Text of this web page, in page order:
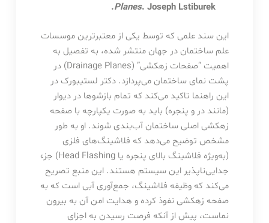
Planes. Joseph Lstiburek.
این سند علمی که توسط یکی از معتبرترین موسسات
علم ساختمان در جهان منتشر شده، به تفصیل به
اهمیت “صفحات زهکشی” (Drainage Planes) در
پشت نمای ساختمان می‌پردازد. دکتر لستیبورک در
این راهنما تاکید می‌کند که تمام بازشوها در دیوار
(مانند در و پنجره) باید به صورت یکپارچه با صفحه
زهکشی اصلی ساختمان آب‌بندی شوند. او به طور
مشخص توضیح می‌دهد که فلاشینگ‌های فلزی
(به‌ویژه فلاشینگ بالای پنجره یا Head Flashing) جزء
جدایی‌ناپذیر این سیستم هستند. این منبع تصریح
می‌کند که وظیفه فلاشینگ، جمع‌آوری آبی است که به
صفحه زهکشی نفوذ کرده و هدایت امن آن به بیرون
نماست، پیش از آنکه فرصت رسیدن به اجزای